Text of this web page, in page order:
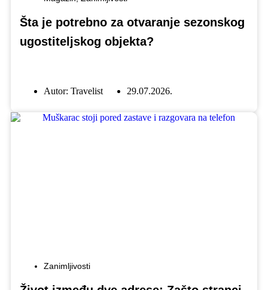
Šta je potrebno za otvaranje sezonskog
ugostiteljskog objekta?
Autor: Travelist 29.07.2026.
Zanimljivosti